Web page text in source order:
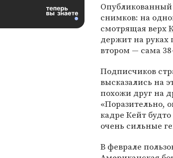
Опубликованный
снимков: на
смотрящая верх
держит на руках
втором — сама
Подписчиков
высказались на
похожи друг на
«Поразительно,
кадре Кейт
очень сильные
В феврале